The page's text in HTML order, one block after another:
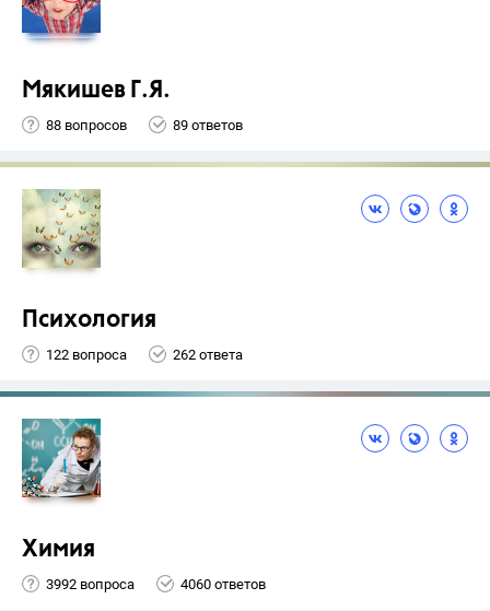
Мякишев Г.Я.
88 вопросов 89 ответов
Психология
122 вопроса 262 ответа
Химия
3992 вопроса 4060 ответов